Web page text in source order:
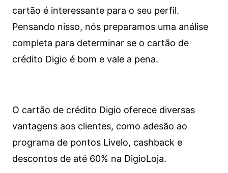
cartão é interessante para o seu perfil.
Pensando nisso, nós preparamos uma análise
completa para determinar se o cartão de
crédito Digio é bom e vale a pena.
O cartão de crédito Digio oferece diversas
vantagens aos clientes, como adesão ao
programa de pontos Livelo, cashback e
descontos de até 60% na DigioLoja.